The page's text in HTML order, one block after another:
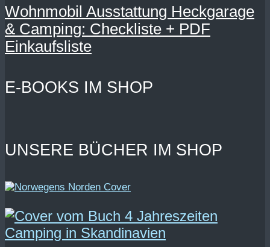
Wohnmobil Ausstattung Heckgarage
& Camping: Checkliste + PDF
Einkaufsliste
E-BOOKS IM SHOP
UNSERE BÜCHER IM SHOP